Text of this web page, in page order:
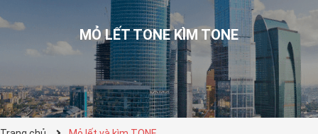
MỎ LẾT TONE KÌM TONE